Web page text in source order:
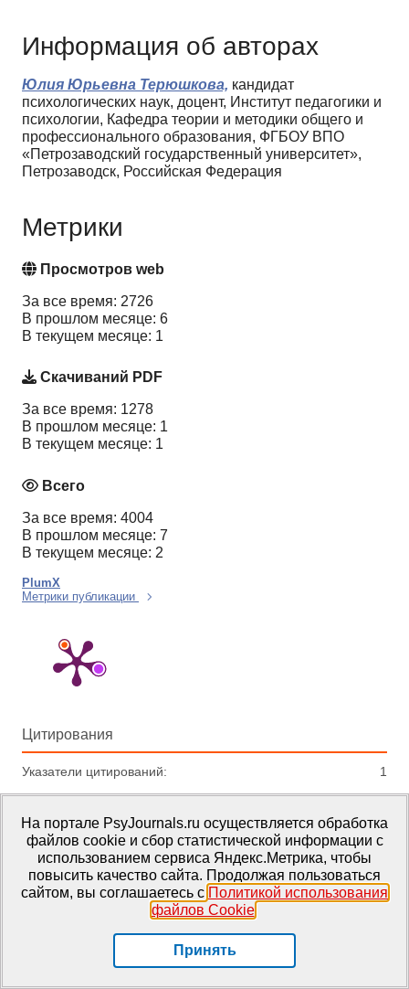
Информация об авторах
Юлия Юрьевна Терюшкова, кандидат
психологических наук, доцент, Институт педагогики и
психологии, Кафедра теории и методики общего и
профессионального образования, ФГБОУ ВПО
«Петрозаводский государственный университет»,
Петрозаводск, Российская Федерация
Метрики
Просмотров web
За все время: 2726
В прошлом месяце: 6
В текущем месяце: 1
Скачиваний PDF
За все время: 1278
В прошлом месяце: 1
В текущем месяце: 1
Всего
За все время: 4004
В прошлом месяце: 7
В текущем месяце: 2
PlumX
Метрики публикации
Цитирования
Указатели цитирований: 1
Читатели: 3
View details
Статьи по теме
На портале PsyJournals.ru осуществляется обработка
файлов cookie и сбор статистической информации с
использованием сервиса Яндекс.Метрика, чтобы
повысить качество сайта. Продолжая пользоваться
сайтом, вы соглашаетесь с Политикой использования
файлов Cookie.
Принять